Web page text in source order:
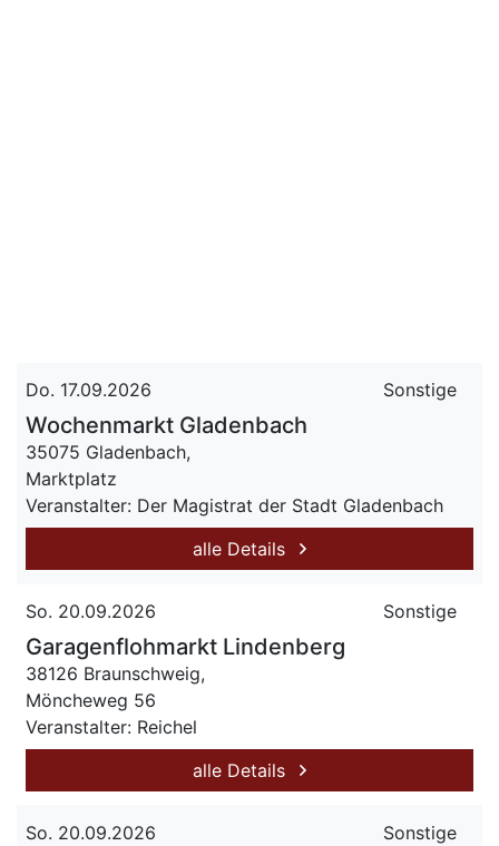
Do. 17.09.2026 Sonstige
Wochenmarkt Gladenbach
35075 Gladenbach,
Marktplatz
Veranstalter: Der Magistrat der Stadt Gladenbach
alle Details
So. 20.09.2026 Sonstige
Garagenflohmarkt Lindenberg
38126 Braunschweig,
Möncheweg 56
Veranstalter: Reichel
alle Details
So. 20.09.2026 Sonstige